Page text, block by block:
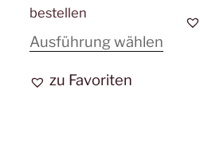
bestellen
Ausführung wählenDieses
zu Favoriten